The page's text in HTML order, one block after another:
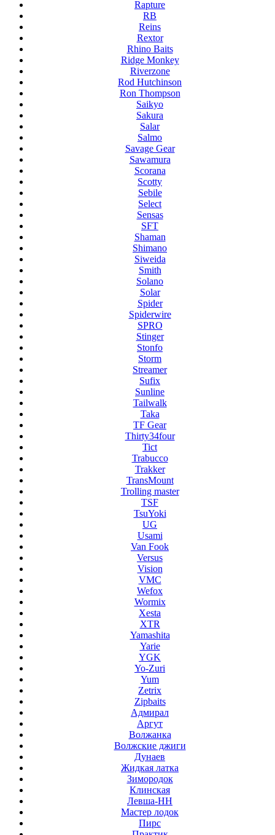
Rapture
RB
Reins
Rextor
Rhino Baits
Ridge Monkey
Riverzone
Rod Hutchinson
Ron Thompson
Saikyo
Sakura
Salar
Salmo
Savage Gear
Sawamura
Scorana
Scotty
Sebile
Select
Sensas
SFT
Shaman
Shimano
Siweida
Smith
Solano
Solar
Spider
Spiderwire
SPRO
Stinger
Stonfo
Storm
Streamer
Sufix
Sunline
Tailwalk
Taka
TF Gear
Thirty34four
Tict
Trabucco
Trakker
TransMount
Trolling master
TSF
TsuYoki
UG
Usami
Van Fook
Versus
Vision
VMC
Wefox
Wormix
Xesta
XTR
Yamashita
Yarie
YGK
Yo-Zuri
Yum
Zetrix
Zipbaits
Адмирал
Аргут
Волжанка
Волжские джиги
Дунаев
Жидкая латка
Зимородок
Клинская
Левша-НН
Мастер лодок
Пирс